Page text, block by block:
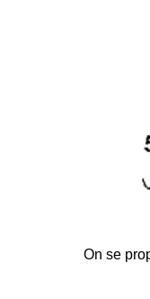
On se